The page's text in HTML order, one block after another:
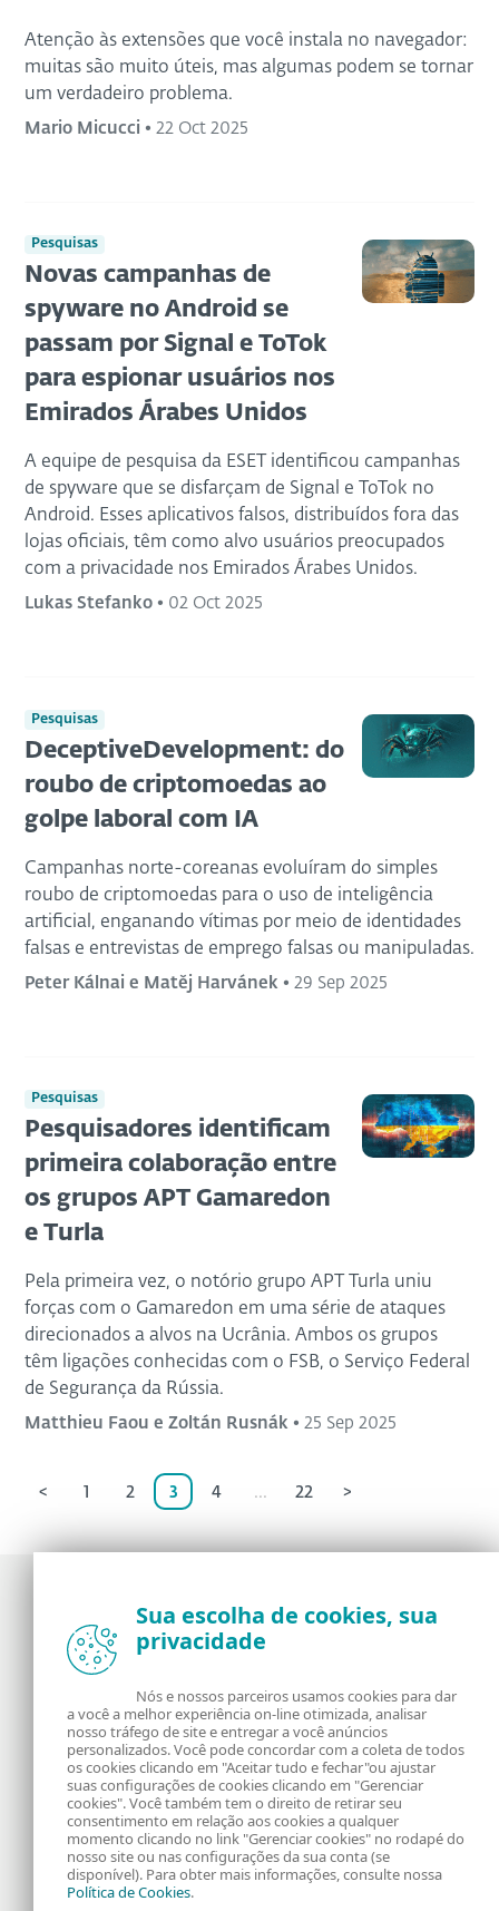
Atenção às extensões que você instala no navegador:
muitas são muito úteis, mas algumas podem se tornar
um verdadeiro problema.
Mario Micucci • 22 Oct 2025
Pesquisas
Novas campanhas de
spyware no Android se
passam por Signal e ToTok
para espionar usuários nos
Emirados Árabes Unidos
A equipe de pesquisa da ESET identificou campanhas
de spyware que se disfarçam de Signal e ToTok no
Android. Esses aplicativos falsos, distribuídos fora das
lojas oficiais, têm como alvo usuários preocupados
com a privacidade nos Emirados Árabes Unidos.
Lukas Stefanko • 02 Oct 2025
Pesquisas
DeceptiveDevelopment: do
roubo de criptomoedas ao
golpe laboral com IA
Campanhas norte-coreanas evoluíram do simples
roubo de criptomoedas para o uso de inteligência
artificial, enganando vítimas por meio de identidades
falsas e entrevistas de emprego falsas ou manipuladas.
Peter Kálnai e Matěj Harvánek • 29 Sep 2025
Pesquisas
Pesquisadores identificam
primeira colaboração entre
os grupos APT Gamaredon
e Turla
Pela primeira vez, o notório grupo APT Turla uniu
forças com o Gamaredon em uma série de ataques
direcionados a alvos na Ucrânia. Ambos os grupos
têm ligações conhecidas com o FSB, o Serviço Federal
de Segurança da Rússia.
Matthieu Faou e Zoltán Rusnák • 25 Sep 2025
< 1 2 3 4 ... 22 >
Notícias, opiniões e análises da comunidade de
segurança da ESET
Sobre o WeLiveSecurity RSS Feed
Fale Conosco Endereço
Informação Legal Política de Cookies
Política de Privacidade
Sua escolha de cookies, sua
privacidade
Nós e nossos parceiros usamos cookies para dar
a você a melhor experiência on-line otimizada, analisar
nosso tráfego de site e entregar a você anúncios
personalizados. Você pode concordar com a coleta de todos
os cookies clicando em "Aceitar tudo e fechar"ou ajustar
suas configurações de cookies clicando em "Gerenciar
cookies". Você também tem o direito de retirar seu
consentimento em relação aos cookies a qualquer
momento clicando no link "Gerenciar cookies" no rodapé do
nosso site ou nas configurações da sua conta (se
disponível). Para obter mais informações, consulte nossa
Política de Cookies.